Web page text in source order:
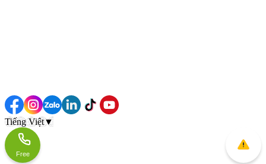
Tiếng Việt▼
Free